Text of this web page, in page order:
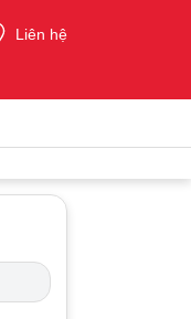
Liên hệ